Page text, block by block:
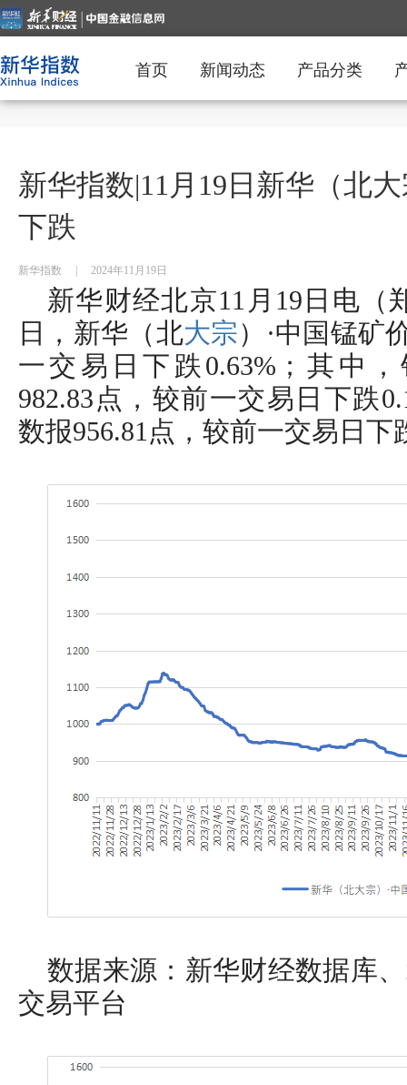
首页 新闻动态 产品分类
新华指数|11月19日新华（北
下跌
新华指数 2024年11月19日
新华财经北京11月19日电（
日，新华（北大宗）·中国锰矿
一交易日下跌0.63%；其中
982.83点，较前一交易日下跌
数报956.81点，较前一交易日下
数据来源：新华财经数据库
交易平台